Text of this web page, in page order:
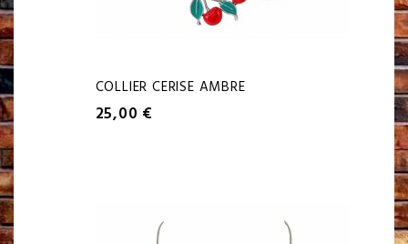
COLLIER CERISE AMBRE
25,00 €